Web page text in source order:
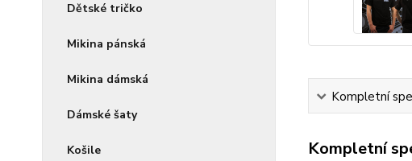
Dětské tričko
Mikina pánská
Mikina dámská
Dámské šaty
Košile
Kompletní
Kompletní